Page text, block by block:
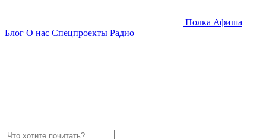
Полка Афиша
Блог О нас Спецпроекты Радио